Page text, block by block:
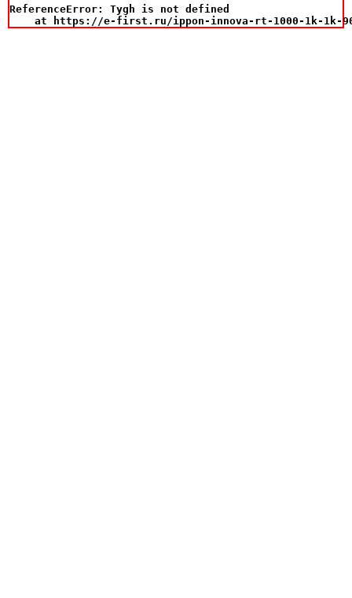
ReferenceError: Tygh is not defined
at https://e-first.ru/ippon-innova-rt-1000-1k-1k-